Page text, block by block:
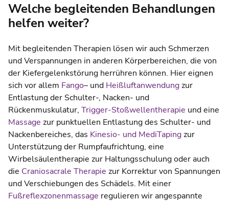
Welche begleitenden Behandlungen
helfen weiter?
Mit begleitenden Therapien lösen wir auch Schmerzen
und Verspannungen in anderen Körperbereichen, die von
der Kiefergelenkstörung herrühren können. Hier eignen
sich vor allem Fango– und Heißluftanwendungzur
Entlastung der Schulter-, Nacken- und
Rückenmuskulatur, Trigger-Stoßwellentherapie und eine
Massage zur punktuellen Entlastung des Schulter- und
Nackenbereiches, das Kinesio- und MediTapingzur
Unterstützung der Rumpfaufrichtung, eine
Wirbelsäulentherapie zur Haltungsschulung oder auch
die Craniosacrale Therapie zur Korrektur von Spannungen
und Verschiebungen des Schädels. Mit einer
Fußreflexzonenmassage regulieren wir angespannte